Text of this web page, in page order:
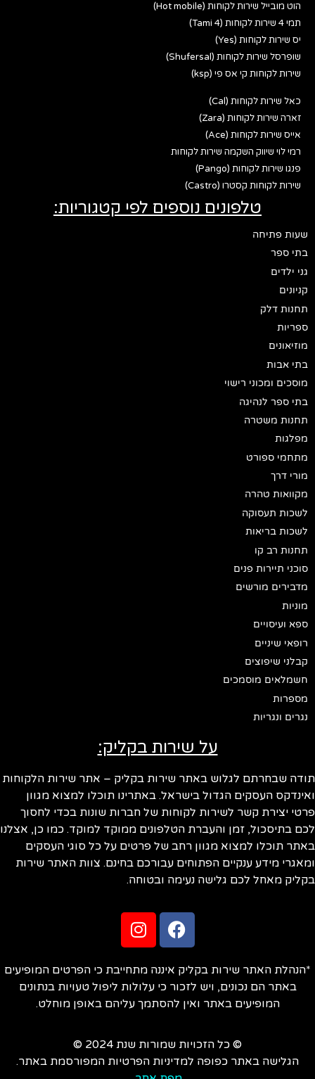
הוט מובייל שירות לקוחות (Hot mobile)
תמי 4 שירות לקוחות (Tami 4)
יס שירות לקוחות (Yes)
שופרסל שירות לקוחות (Shufersal)
שירות לקוחות קי אס פי (ksp)
כאל שירות לקוחות (Cal)
זארה שירות לקוחות (Zara)
אייס שירות לקוחות (Ace)
רמי לוי שיווק השקמה שירות לקוחות
פנגו שירות לקוחות (Pango)
שירות לקוחות קסטרו (Castro)
טלפונים נוספים לפי קטגוריות:
שעות פתיחה
בתי ספר
גני ילדים
קניונים
תחנות דלק
ספריות
מוזיאונים
בתי אבות
מוסכים ומכוני רישוי
בתי ספר לנהיגה
תחנות משטרה
מפלגות
מתחמי ספורט
מורי דרך
מקוואות טהרה
לשכות תעסוקה
לשכות בריאות
תחנות רב קו
סוכני תיירות פנים
מדבירים מורשים
מוניות
ספא ועיסויים
רופאי שיניים
קבלני שיפוצים
חשמלאים מוסמכים
מספרות
נגרים ונגריות
על שירות בקליק:
שבחרתם לגלוש באתר שירות בקליק – אתר שירות הלקוחות
העסקים הגדול בישראל. באתרינו תוכלו למצוא מגוון
יצירת קשר לשירות לקוחות של חברות שונות בכדי לחסוך
בתיסכול, זמן והעברת הטלפונים ממוקד למוקד. כמו כן, אצלנו
תוכלו למצוא מגוון רחב של פרטים על כל סוגי העסקים
מידע ענקיים הפתוחים עבורכם בחינם. צוות האתר שירות
מאחל לכם גלישה נעימה ובטוחה.
האתר שירות בקליק איננה מתחייבת כי הפרטים המופיעים
באתר הם נכונים, ויש לזכור כי עלולות ליפול טעויות בנתונים
המופיעים באתר ואין להסתמך עליהם באופן מוחלט.
© כל הזכויות שמורות שנת 2024 ©
הגלישה באתר כפופה למדיניות הפרטיות המפורסמת באתר.